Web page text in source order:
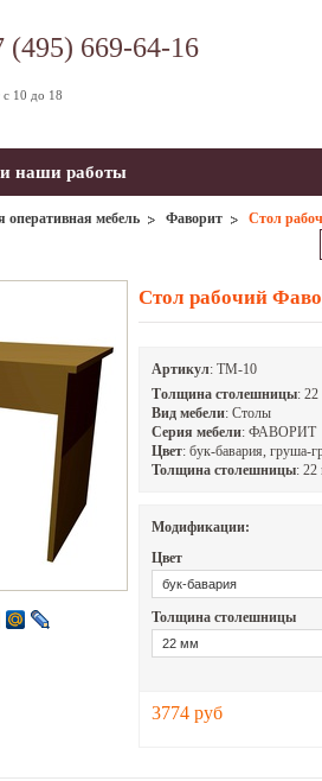
(495) 669-64-16
с 10 до 18
наши работы
оперативная мебель Фаворит Стол
Стол рабочий
Артикул: ТМ-10
Tолщина столешницы: 22
Вид мебели: Столы
Серия мебели: ФАВОРИТ
Цвет: бук-бавария, груша-
Толщина столешницы:
Модификации:
Цвет
Толщина столешницы
3774 руб